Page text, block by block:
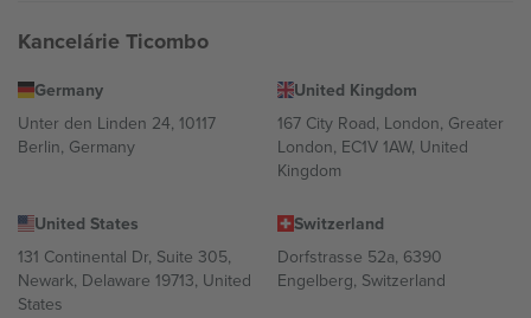
Kancelárie Ticombo
Germany
Unter den Linden 24, 10117
Berlin, Germany
United Kingdom
167 City Road, London, Greater
London, EC1V 1AW, United
Kingdom
United States
131 Continental Dr, Suite 305,
Newark, Delaware 19713, United
States
Switzerland
Dorfstrasse 52a, 6390
Engelberg, Switzerland